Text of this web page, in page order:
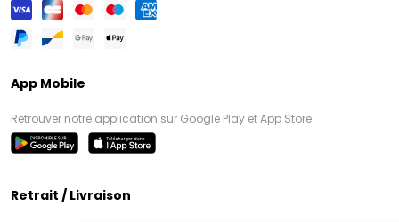
App Mobile
Retrouver notre application sur Google Play et App Store
Retrait / Livraison